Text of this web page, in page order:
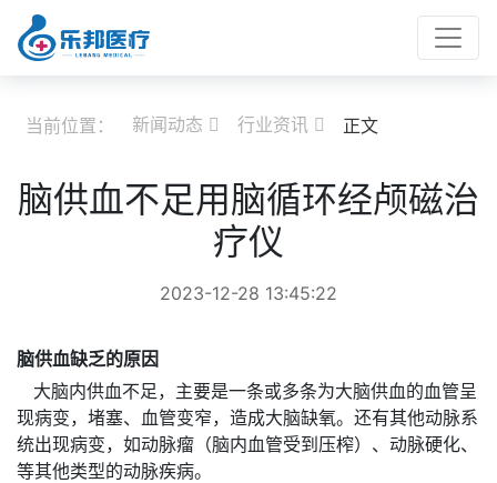
当前位置： 新闻动态  行业资讯  正文
脑供血不足用脑循环经颅磁治
疗仪
2023-12-28 13:45:22
脑供血缺乏的原因
大脑内供血不足，主要是一条或多条为大脑供血的血管呈
现病变，堵塞、血管变窄，造成大脑缺氧。还有其他动脉系
统出现病变，如动脉瘤（脑内血管受到压榨）、动脉硬化、
等其他类型的动脉疾病。